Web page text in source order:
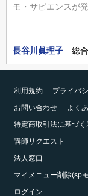
モ・サピエンスが
長谷川眞理子 総
利用規約
プライバ
お問い合わせ
よく
特定商取引法に基づく
講師リクエスト
法人窓口
マイメニュー削除(sp
ログイン